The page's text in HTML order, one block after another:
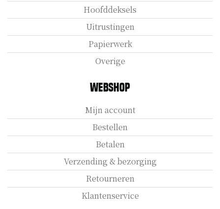
Hoofddeksels
Uitrustingen
Papierwerk
Overige
Webshop
Mijn account
Bestellen
Betalen
Verzending & bezorging
Retourneren
Klantenservice